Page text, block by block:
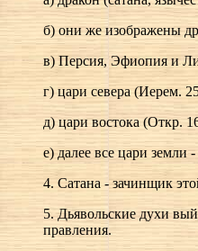
б) они же изображены
в) Персия, Эфиопия и
г) цари севера (Иерем.
д) цари востока (Откр.
е) далее все цари земли
4. Сатана - зачинщик
5. Дьявольские духи
правления.